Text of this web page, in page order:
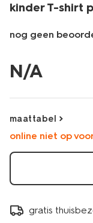
kinder T-shirt
nog geen
shirts-
overhemden/kinder-
shirt-
popcorn-
N/A
maattabel
online niet op
gratis